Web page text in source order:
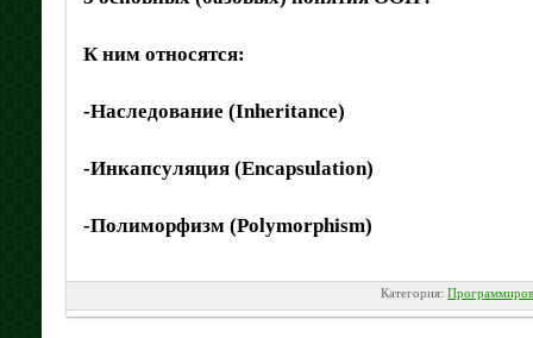
К ним относятся:
-Наследование (Inheritance)
-Инкапсуляция (Encapsulation)
-Полиморфизм (Polymorphism)
Категория: